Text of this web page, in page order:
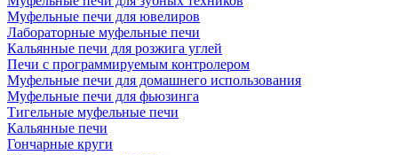
Муфельные печи для ювелиров
Лабораторные муфельные печи
Кальянные печи для розжига углей
Печи с программируемым контролером
Муфельные печи для домашнего использования
Муфельные печи для фьюзинга
Тигельные муфельные печи
Кальянные печи
Гончарные круги